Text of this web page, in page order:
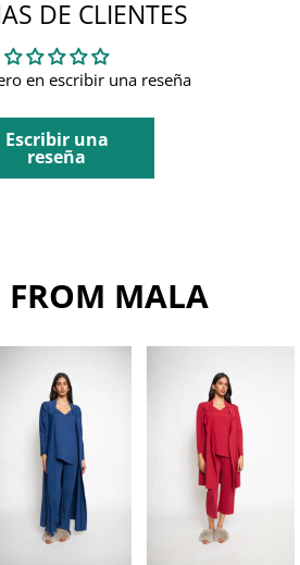
DE CLIENTES
en escribir una reseña
Escribir una
reseña
FROM MALA